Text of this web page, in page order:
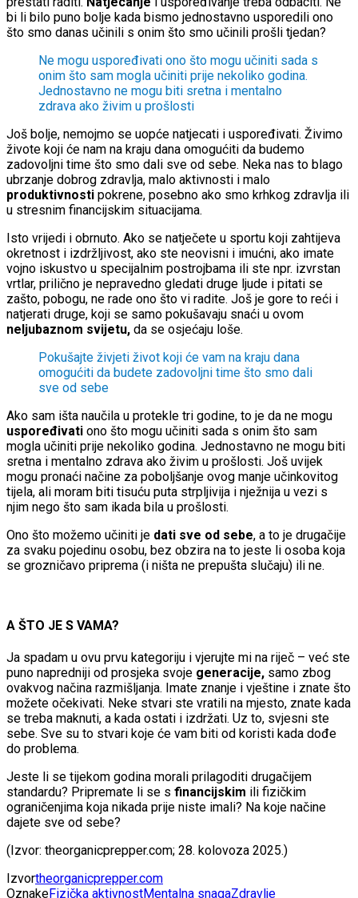
bi li bilo puno bolje kada bismo jednostavno usporedili ono
što smo danas učinili s onim što smo učinili prošli tjedan?
Ne mogu uspoređivati ono što mogu učiniti sada s
onim što sam mogla učiniti prije nekoliko godina.
Jednostavno ne mogu biti sretna i mentalno
zdrava ako živim u prošlosti
Još bolje, nemojmo se uopće natjecati i uspoređivati. Živimo
živote koji će nam na kraju dana omogućiti da budemo
zadovoljni time što smo dali sve od sebe. Neka nas to blago
ubrzanje dobrog zdravlja, malo aktivnosti i malo
produktivnosti pokrene, posebno ako smo krhkog zdravlja ili
u stresnim financijskim situacijama.
Isto vrijedi i obrnuto. Ako se natječete u sportu koji zahtijeva
okretnost i izdržljivost, ako ste neovisni i imućni, ako imate
vojno iskustvo u specijalnim postrojbama ili ste npr. izvrstan
vrtlar, prilično je nepravedno gledati druge ljude i pitati se
zašto, pobogu, ne rade ono što vi radite. Još je gore to reći i
natjerati druge, koji se samo pokušavaju snaći u ovom
neljubaznom svijetu, da se osjećaju loše.
Pokušajte živjeti život koji će vam na kraju dana
omogućiti da budete zadovoljni time što smo dali
sve od sebe
Ako sam išta naučila u protekle tri godine, to je da ne mogu
uspoređivati ono što mogu učiniti sada s onim što sam
mogla učiniti prije nekoliko godina. Jednostavno ne mogu biti
sretna i mentalno zdrava ako živim u prošlosti. Još uvijek
mogu pronaći načine za poboljšanje ovog manje učinkovitog
tijela, ali moram biti tisuću puta strpljivija i nježnija u vezi s
njim nego što sam ikada bila u prošlosti.
Ono što možemo učiniti je dati sve od sebe, a to je drugačije
za svaku pojedinu osobu, bez obzira na to jeste li osoba koja
se grozničavo priprema (i ništa ne prepušta slučaju) ili ne.
A ŠTO JE S VAMA?
Ja spadam u ovu prvu kategoriju i vjerujte mi na riječ – već ste
puno napredniji od prosjeka svoje generacije, samo zbog
ovakvog načina razmišljanja. Imate znanje i vještine i znate što
možete očekivati. Neke stvari ste vratili na mjesto, znate kada
se treba maknuti, a kada ostati i izdržati. Uz to, svjesni ste
sebe. Sve su to stvari koje će vam biti od koristi kada dođe
do problema.
Jeste li se tijekom godina morali prilagoditi drugačijem
standardu? Pripremate li se s financijskim ili fizičkim
ograničenjima koja nikada prije niste imali? Na koje načine
dajete sve od sebe?
(Izvor: theorganicprepper.com; 28. kolovoza 2025.)
Izvortheorganicprepper.com
OznakeFizička aktivnostMentalna snagaZdravlje